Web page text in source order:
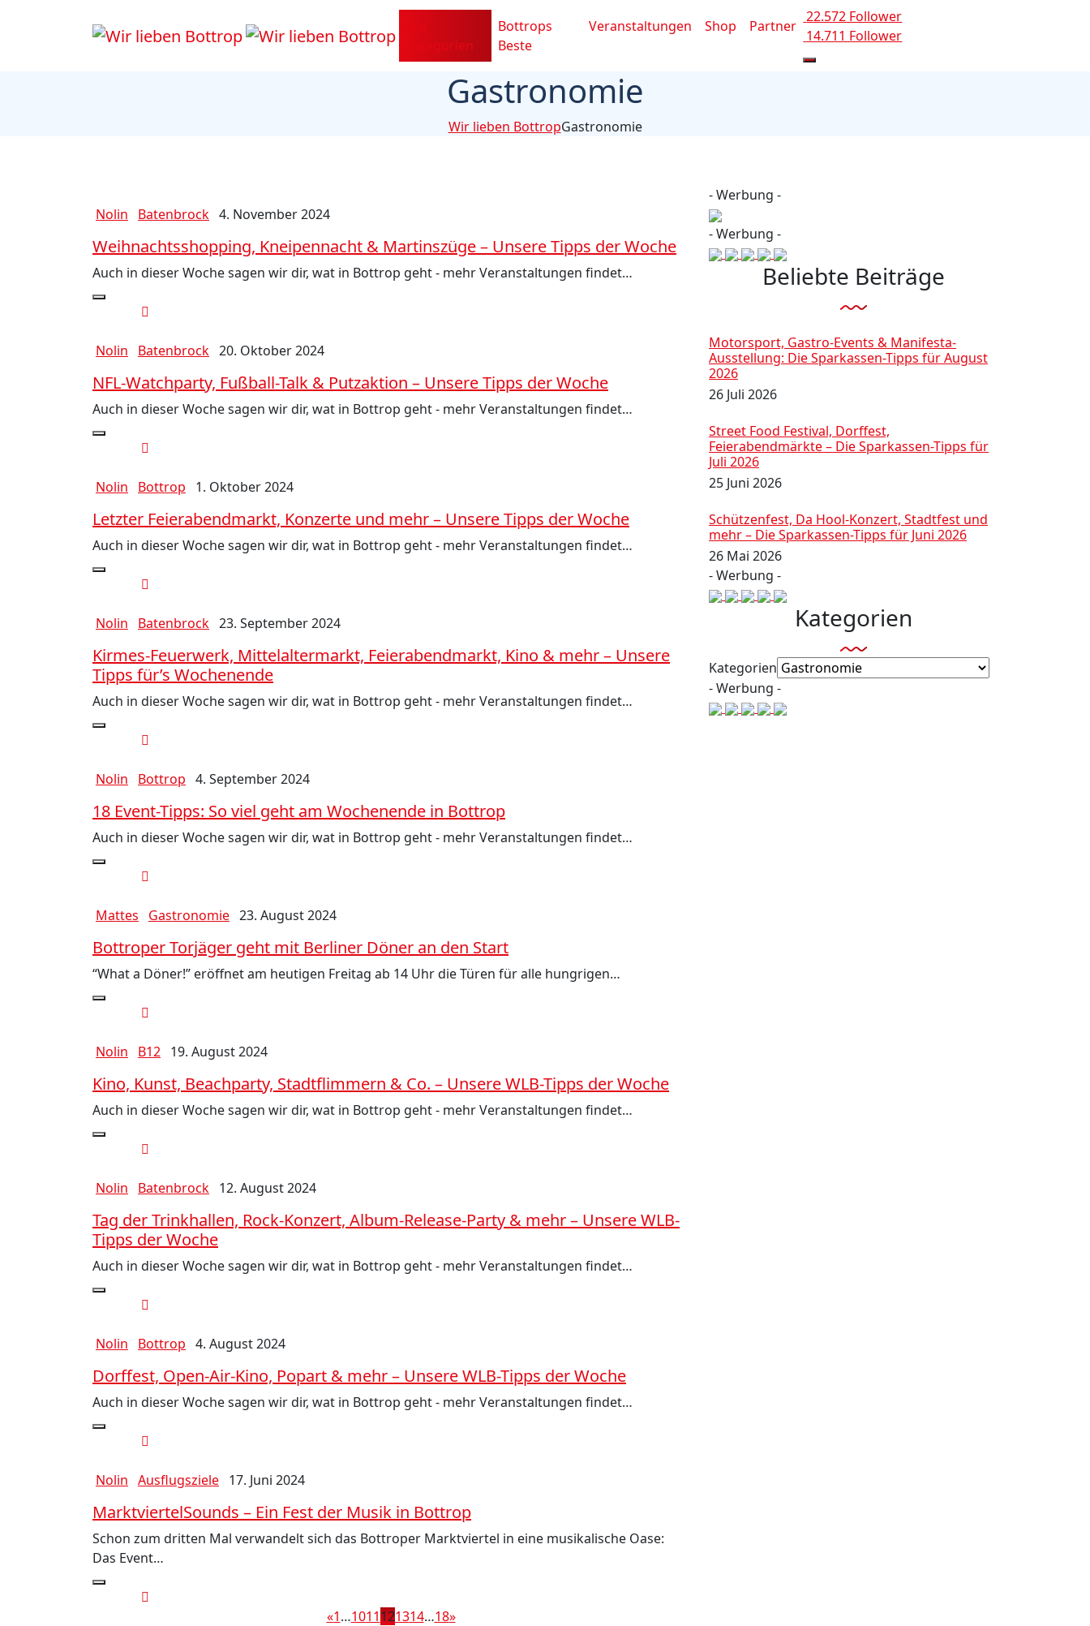
Kategorien
Bottrops
Beste
Veranstaltungen Shop Partner
22.572 Follower
14.711 Follower
Gastronomie
Wir lieben BottropGastronomie
Nolin Batenbrock 4. November 2024
Weihnachtsshopping, Kneipennacht & Martinszüge – Unsere Tipps der Woche
Auch in dieser Woche sagen wir dir, wat in Bottrop geht - mehr Veranstaltungen findet…
Nolin Batenbrock 20. Oktober 2024
NFL-Watchparty, Fußball-Talk & Putzaktion – Unsere Tipps der Woche
Auch in dieser Woche sagen wir dir, wat in Bottrop geht - mehr Veranstaltungen findet…
Nolin Bottrop 1. Oktober 2024
Letzter Feierabendmarkt, Konzerte und mehr – Unsere Tipps der Woche
Auch in dieser Woche sagen wir dir, wat in Bottrop geht - mehr Veranstaltungen findet…
Nolin Batenbrock 23. September 2024
Kirmes-Feuerwerk, Mittelaltermarkt, Feierabendmarkt, Kino & mehr – Unsere
Tipps für’s Wochenende
Auch in dieser Woche sagen wir dir, wat in Bottrop geht - mehr Veranstaltungen findet…
Nolin Bottrop 4. September 2024
18 Event-Tipps: So viel geht am Wochenende in Bottrop
Auch in dieser Woche sagen wir dir, wat in Bottrop geht - mehr Veranstaltungen findet…
Mattes Gastronomie 23. August 2024
Bottroper Torjäger geht mit Berliner Döner an den Start
“What a Döner!” eröffnet am heutigen Freitag ab 14 Uhr die Türen für alle hungrigen…
Nolin B12 19. August 2024
Kino, Kunst, Beachparty, Stadtflimmern & Co. – Unsere WLB-Tipps der Woche
Auch in dieser Woche sagen wir dir, wat in Bottrop geht - mehr Veranstaltungen findet…
Nolin Batenbrock 12. August 2024
Tag der Trinkhallen, Rock-Konzert, Album-Release-Party & mehr – Unsere WLB-
Tipps der Woche
Auch in dieser Woche sagen wir dir, wat in Bottrop geht - mehr Veranstaltungen findet…
Nolin Bottrop 4. August 2024
Dorffest, Open-Air-Kino, Popart & mehr – Unsere WLB-Tipps der Woche
Auch in dieser Woche sagen wir dir, wat in Bottrop geht - mehr Veranstaltungen findet…
Nolin Ausflugsziele 17. Juni 2024
MarktviertelSounds – Ein Fest der Musik in Bottrop
Schon zum dritten Mal verwandelt sich das Bottroper Marktviertel in eine musikalische Oase:
Das Event…
«1…1011121314…18»
- Werbung -
- Werbung -
Beliebte Beiträge
Motorsport, Gastro-Events & Manifesta-
Ausstellung: Die Sparkassen-Tipps für August
2026
26 Juli 2026
Street Food Festival, Dorffest,
Feierabendmärkte – Die Sparkassen-Tipps für
Juli 2026
25 Juni 2026
Schützenfest, Da Hool-Konzert, Stadtfest und
mehr – Die Sparkassen-Tipps für Juni 2026
26 Mai 2026
- Werbung -
Kategorien
Kategorien
- Werbung -